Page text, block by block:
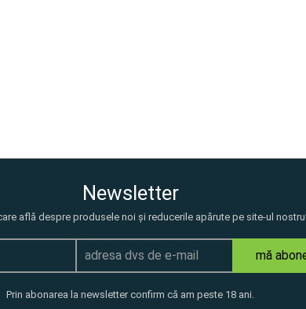
Newsletter
află despre produsele noi și reducerile apărute pe site-ul nostru!
mă
Prin abonarea la newsletter confirm că am peste 18 ani.